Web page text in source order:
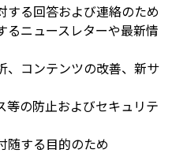
する回答および連絡のため
るニュースレターや最新情
、コンテンツの改善、新サ
等の防止およびセキュリテ
随する目的のため